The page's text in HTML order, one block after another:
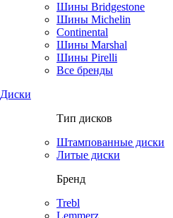
Шины Bridgestone
Шины Michelin
Continental
Шины Marshal
Шины Pirelli
Все бренды
Диски
Тип дисков
Штампованные диски
Литые диски
Бренд
Trebl
Lemmerz